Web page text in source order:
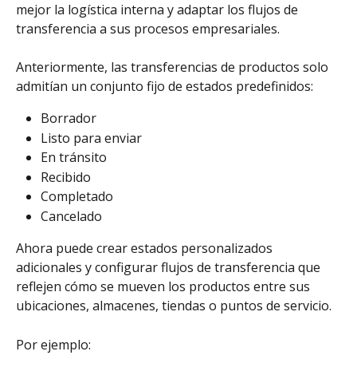
mejor la logística interna y adaptar los flujos de
transferencia a sus procesos empresariales.
Anteriormente, las transferencias de productos solo
admitían un conjunto fijo de estados predefinidos:
Borrador
Listo para enviar
En tránsito
Recibido
Completado
Cancelado
Ahora puede crear estados personalizados
adicionales y configurar flujos de transferencia que
reflejen cómo se mueven los productos entre sus
ubicaciones, almacenes, tiendas o puntos de servicio.
Por ejemplo: